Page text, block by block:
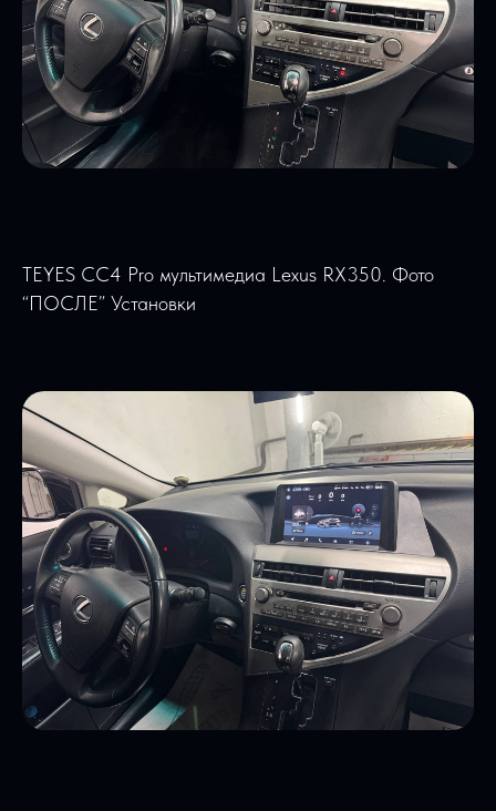
TEYES CC4 Pro мультимедиа Lexus RX350. Фото
“ПОСЛЕ” Установки